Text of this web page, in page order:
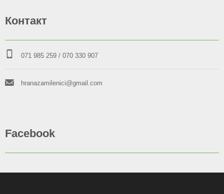
Контакт
071 985 259 / 070 330 907
hranazamilenici@gmail.com
Facebook